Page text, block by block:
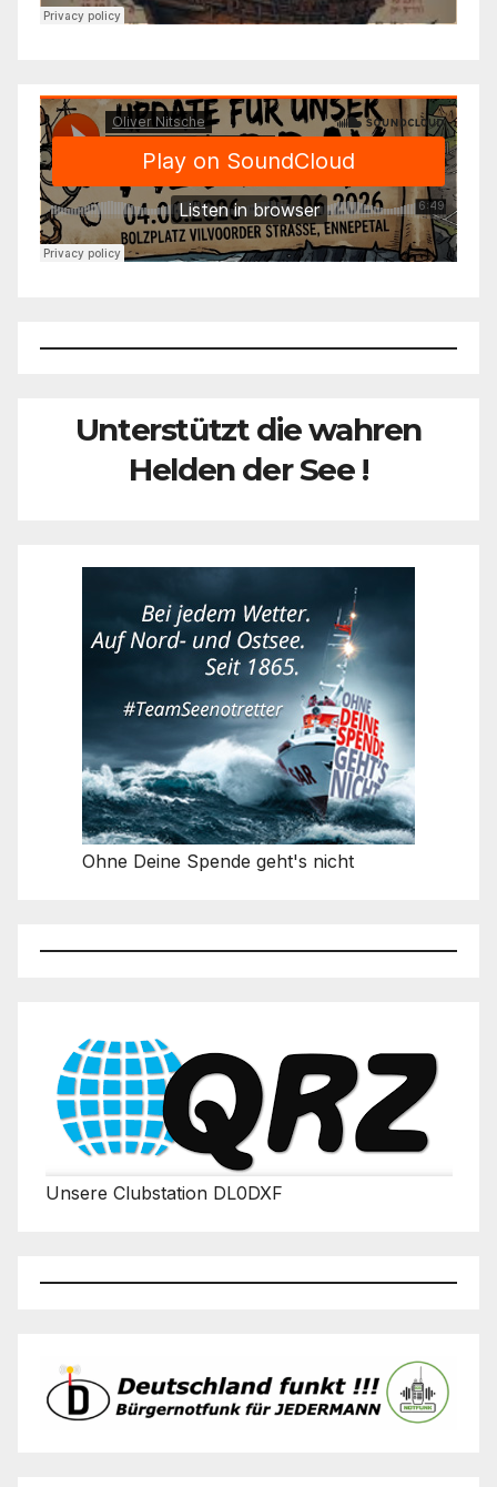
Unterstützt die wahren
Helden der See !
Ohne Deine Spende geht's nicht
Unsere Clubstation DL0DXF